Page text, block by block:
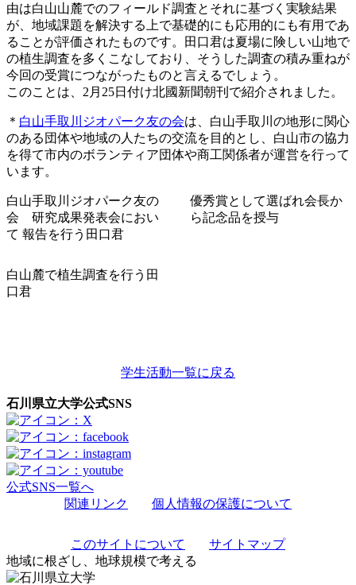
由は白山山麓でのフィールド調査とそれに基づく実験結果
が、地域課題を解決する上で基礎的にも応用的にも有用であ
ることが評価されたものです。田口君は夏場に険しい山地で
の植生調査を多くこなしており、そうした調査の積み重ねが
今回の受賞につながったものと言えるでしょう。
このことは、2月25日付け北國新聞朝刊で紹介されました。
＊ 白山手取川ジオパーク友の会は、白山手取川の地形に関心
のある団体や地域の人たちの交流を目的とし、白山市の協力
を得て市内のボランティア団体や商工関係者が運営を行って
います。
白山手取川ジオパーク友の
会 研究成果発表会におい
て 報告を行う田口君
優秀賞として選ばれ会長か
ら記念品を授与
白山麓で植生調査を行う田
口君
学生活動一覧に戻る
石川県立大学公式SNS
公式SNS一覧へ
関連リンク
個人情報の保護について
このサイトについて
サイトマップ
地域に根ざし、地球規模で考える